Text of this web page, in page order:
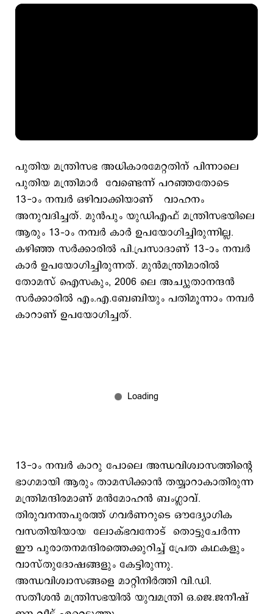
പുതിയ മന്ത്രിസഭ അധികാരമേറ്റതിന് പിന്നാലെ
പുതിയ മന്ത്രിമാര്‍ വേണ്ടെന്ന് പറഞ്ഞതോടെ
13-ാം നമ്പര്‍ ഒഴിവാക്കിയാണ് വാഹനം
അനുവദിച്ചത്. മുന്‍പും യുഡിഎഫ് മന്ത്രിസഭയിലെ
ആരും 13–ാം നമ്പർ കാർ ഉപയോഗിച്ചിരുന്നില്ല.
കഴിഞ്ഞ സര്‍ക്കാരില്‍ പി.പ്രസാദാണ് 13–ാം നമ്പര്‍
കാര്‍ ഉപയോഗിച്ചിരുന്നത്. മുന്‍മന്ത്രിമാരില്‍
തോമസ് ഐസകും, 2006 ലെ അച്യുതാനന്ദന്‍
സര്‍ക്കാരില്‍ എം.എ.ബേബിയും പതിമൂന്നാം നമ്പര്‍
കാറാണ് ഉപയോഗിച്ചത്.
13-ാം നമ്പര്‍ കാറു പോലെ അന്ധവിശ്വാസത്തിന്‍റെ
ഭാഗമായി ആരും താമസിക്കാന്‍ തയ്യാറാകാതിരുന്ന
മന്ത്രിമന്ദിരമാണ് മന്‍മോഹന്‍ ബംഗ്ലാവ്.
തിരുവനന്തപുരത്ത് ഗവര്‍ണറുടെ ഔദ്യോഗിക
വസതിയിയായ ലോക്ഭവനോട് തൊട്ടുചേര്‍ന്ന
ഈ പുരാതനമന്ദിരത്തെക്കുറിച്ച് പ്രേത കഥകളും
വാസ്തുദോഷങ്ങളും കേട്ടിരുന്നു.
അന്ധവിശ്വാസങ്ങളെ മാറ്റിനിര്‍ത്തി വി.ഡി.
സതീശന്‍ മന്ത്രിസഭയില്‍ യുവമന്ത്രി ഒ.ജെ.ജനീഷ്